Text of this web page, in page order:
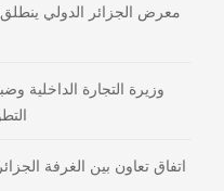
معرض الجزائر الدولي
وزيرة التجارة الداخلية
اتفاق تعاون بين الغرفة